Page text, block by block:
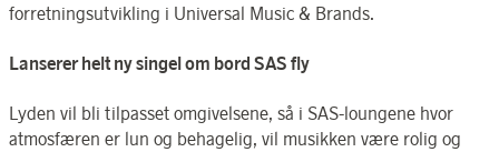
forretningsutvikling i Universal Music & Brands.
Lanserer helt ny singel om bord SAS fly
Lyden vil bli tilpasset omgivelsene, så i SAS-loungene hvor
atmosfæren er lun og behagelig, vil musikken være rolig og